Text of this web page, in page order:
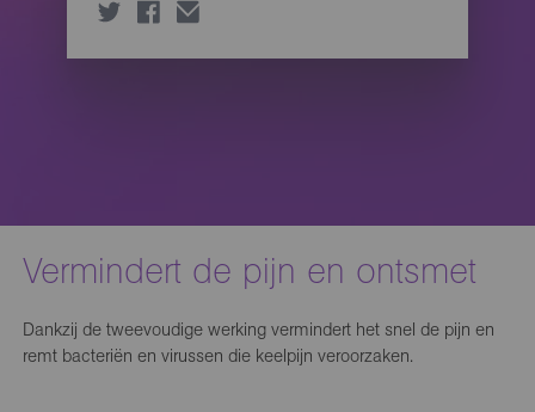
Vermindert de pijn en ontsmet
Dankzij de tweevoudige werking vermindert het snel de pijn en
remt bacteriën en virussen die keelpijn veroorzaken.